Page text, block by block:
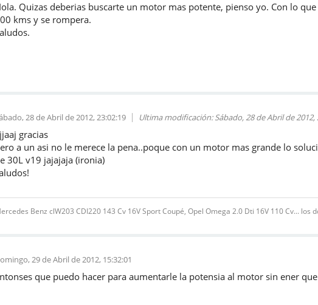
Quizas deberias buscarte un motor mas potente, pienso yo. Con lo
kms y se rompera.
28 de Abril de 2012, 23:02:19 Ultima modificación: Sábado, 28 de Abril de
gracias
a un asi no le merece la pena..poque con un motor mas grande lo
30L v19 jajajaja (ironia)
Benz clW203 CDI220 143 Cv 16V Sport Coupé, Opel Omega 2.0 Dti 16V 110 Cv...
29 de Abril de 2012, 15:32:01
que puedo hacer para aumentarle la potensia al motor sin ener